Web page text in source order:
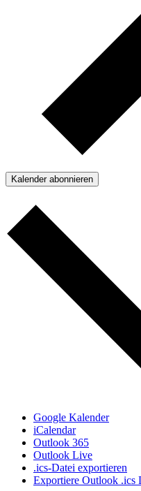
Kalender abonnieren
Google Kalender
iCalendar
Outlook 365
Outlook Live
.ics-Datei exportieren
Exportiere Outlook .ics